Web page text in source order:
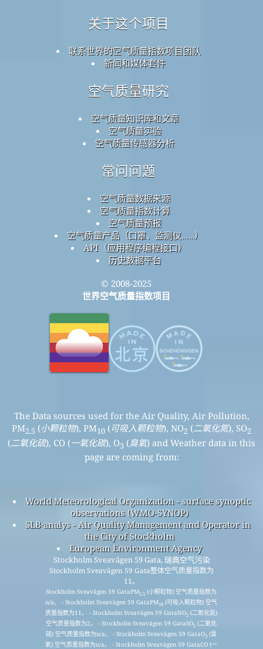
关于这个项目
联系世界的空气质量指数项目团队
新闻和媒体套件
空气质量研究
空气质量知识库和文章
空气质量实验
空气质量传感器分析
常问问题
空气质量数据来源
空气质量指数计算
空气质量预报
空气质量产品（口罩、监测仪……）
API（应用程序编程接口）
历史数据平台
© 2008-2025
世界空气质量指数项目
The Data sources used for the Air Quality, Air Pollution,
PM2.5 (小颗粒物), PM10 (可吸入颗粒物), NO2 (二氧化氮), SO2
(二氧化硫), CO (一氧化碳), O3 (臭氧) and Weather data in this
page are coming from:
World Meteorological Organization - surface synoptic
observations (WMO-SYNOP)
SLB·analys - Air Quality Management and Operator in
the City of Stockholm
European Environment Agency
Stockholm Sveavägen 59 Gata, 瑞典空气污染
Stockholm Sveavägen 59 Gata整体空气质量指数为
11。
Stockholm Sveavägen 59 GataPM2.5 (小颗粒物) 空气质量指数为
n/a。 - Stockholm Sveavägen 59 GataPM10 (可吸入颗粒物) 空气
质量指数为11。 - Stockholm Sveavägen 59 GataNO2 (二氧化氮)
空气质量指数为2。 - Stockholm Sveavägen 59 GataSO2 (二氧化
硫) 空气质量指数为n/a。 - Stockholm Sveavägen 59 GataO3 (臭
氧) 空气质量指数为n/a。 - Stockholm Sveavägen 59 GataCO (一